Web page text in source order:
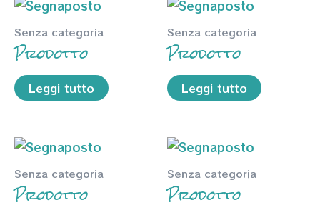
Senza categoria
Prodotto
Leggi tutto
Senza categoria
Prodotto
Leggi tutto
Senza categoria
Prodotto
Senza categoria
Prodotto